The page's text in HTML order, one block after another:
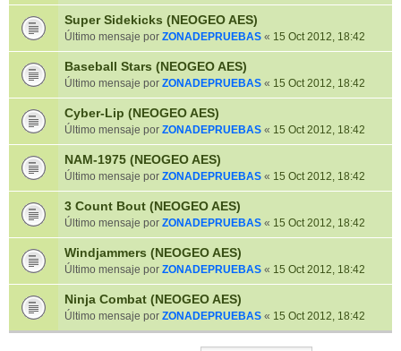
Super Sidekicks (NEOGEO AES)
Último mensaje por ZONADEPRUEBAS « 15 Oct 2012, 18:42
Baseball Stars (NEOGEO AES)
Último mensaje por ZONADEPRUEBAS « 15 Oct 2012, 18:42
Cyber-Lip (NEOGEO AES)
Último mensaje por ZONADEPRUEBAS « 15 Oct 2012, 18:42
NAM-1975 (NEOGEO AES)
Último mensaje por ZONADEPRUEBAS « 15 Oct 2012, 18:42
3 Count Bout (NEOGEO AES)
Último mensaje por ZONADEPRUEBAS « 15 Oct 2012, 18:42
Windjammers (NEOGEO AES)
Último mensaje por ZONADEPRUEBAS « 15 Oct 2012, 18:42
Ninja Combat (NEOGEO AES)
Último mensaje por ZONADEPRUEBAS « 15 Oct 2012, 18:42